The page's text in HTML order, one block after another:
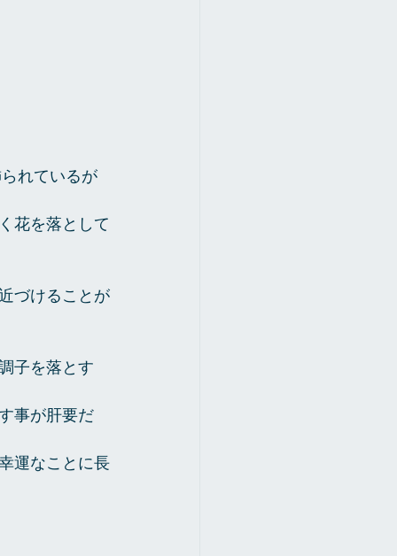
れているが
花を落として
づけることが
子を落とす
事が肝要だ
運なことに長